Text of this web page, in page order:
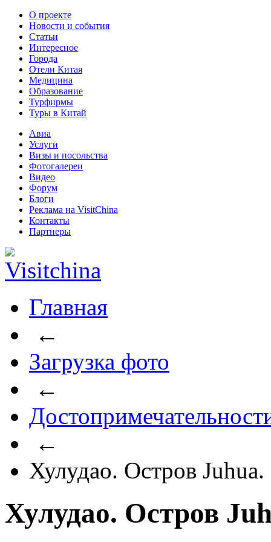
О проекте
Новости и события
Статьи
Интересное
Города
Отели Китая
Медицина
Образование
Турфирмы
Туры в Китай
Авиа
Услуги
Визы и посольства
Фотогалереи
Видео
Форум
Блоги
Реклама на VisitChina
Контакты
Партнеры
Главная
←
Загрузка фото
←
←
Хулудао. Остров Juhua.
Хулудао. Остров